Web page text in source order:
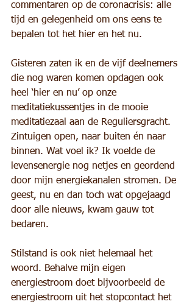
commentaren op de coronacrisis: alle
tijd en gelegenheid om ons eens te
bepalen tot het hier en het nu.
Gisteren zaten ik en de vijf deelnemers
die nog waren komen opdagen ook
heel ‘hier en nu’ op onze
meditatiekussentjes in de mooie
meditatiezaal aan de Reguliersgracht.
Zintuigen open, naar buiten én naar
binnen. Wat voel ik? Ik voelde de
levensenergie nog netjes en geordend
door mijn energiekanalen stromen. De
geest, nu en dan toch wat opgejaagd
door alle nieuws, kwam gauw tot
bedaren.
Stilstand is ook niet helemaal het
woord. Behalve mijn eigen
energiestroom doet bijvoorbeeld de
energiestroom uit het stopcontact het